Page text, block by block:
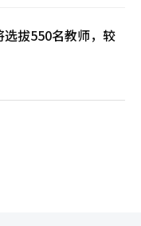
拔550名教师，较